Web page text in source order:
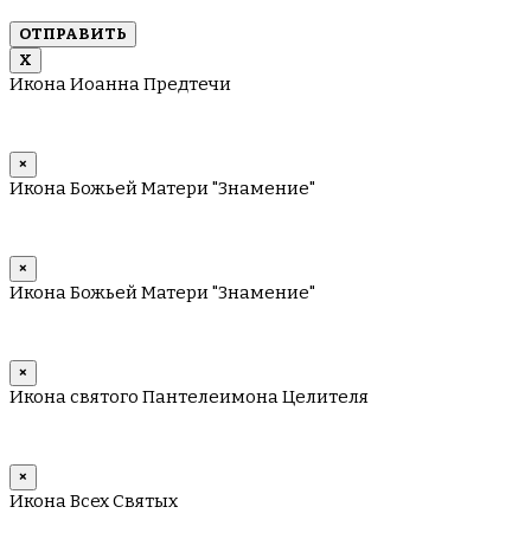
запятую
Х
Икона Иоанна Предтечи
×
Икона Божьей Матери "Знамение"
×
Икона Божьей Матери "Знамение"
×
Икона святого Пантелеимона Целителя
×
Икона Всех Святых